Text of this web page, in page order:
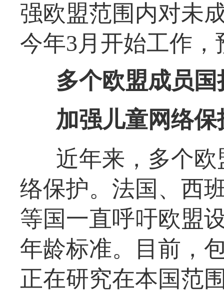
强欧盟范围内对未
今年3月开始工作
多个欧盟成员
加强儿童网络保
近年来，多个
络保护。法国、西
等国一直呼吁欧盟
年龄标准。目前，
正在研究在本国范